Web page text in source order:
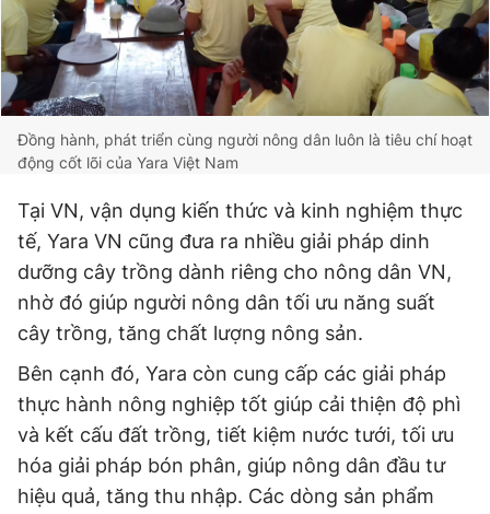
Đồng hành, phát triển cùng người nông dân luôn là tiêu chí hoạt
động cốt lõi của Yara Việt Nam
Tại VN, vận dụng kiến thức và kinh nghiệm thực
tế, Yara VN cũng đưa ra nhiều giải pháp dinh
dưỡng cây trồng dành riêng cho nông dân VN,
nhờ đó giúp người nông dân tối ưu năng suất
cây trồng, tăng chất lượng nông sản.
Bên cạnh đó, Yara còn cung cấp các giải pháp
thực hành nông nghiệp tốt giúp cải thiện độ phì
và kết cấu đất trồng, tiết kiệm nước tưới, tối ưu
hóa giải pháp bón phân, giúp nông dân đầu tư
hiệu quả, tăng thu nhập. Các dòng sản phẩm